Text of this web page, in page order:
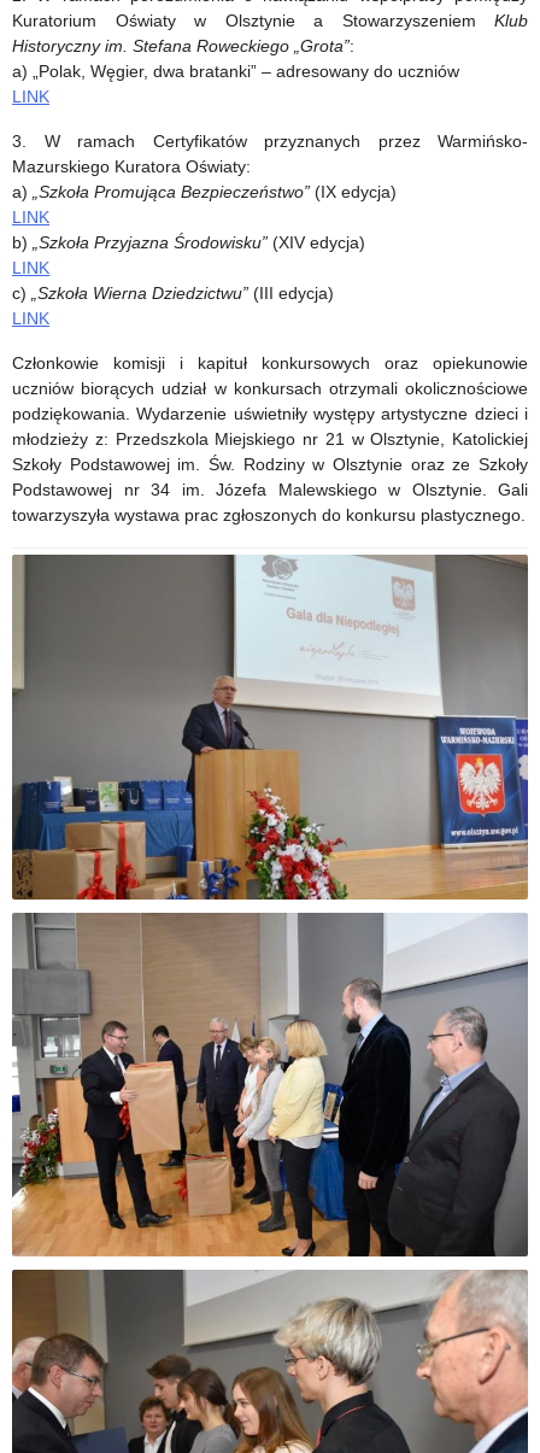
Kuratorium Oświaty w Olsztynie a Stowarzyszeniem Klub
Historyczny im. Stefana Roweckiego „Grota”:
a) „Polak, Węgier, dwa bratanki” – adresowany do uczniów
LINK
3. W ramach Certyfikatów przyznanych przez Warmińsko-
Mazurskiego Kuratora Oświaty:
a) „Szkoła Promująca Bezpieczeństwo” (IX edycja)
LINK
b) „Szkoła Przyjazna Środowisku” (XIV edycja)
LINK
c) „Szkoła Wierna Dziedzictwu” (III edycja)
LINK
Członkowie komisji i kapituł konkursowych oraz opiekunowie
uczniów biorących udział w konkursach otrzymali okolicznościowe
podziękowania. Wydarzenie uświetniły występy artystyczne dzieci i
młodzieży z: Przedszkola Miejskiego nr 21 w Olsztynie, Katolickiej
Szkoły Podstawowej im. Św. Rodziny w Olsztynie oraz ze Szkoły
Podstawowej nr 34 im. Józefa Malewskiego w Olsztynie. Gali
towarzyszyła wystawa prac zgłoszonych do konkursu plastycznego.